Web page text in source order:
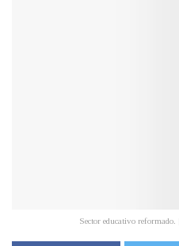
Sector educativo